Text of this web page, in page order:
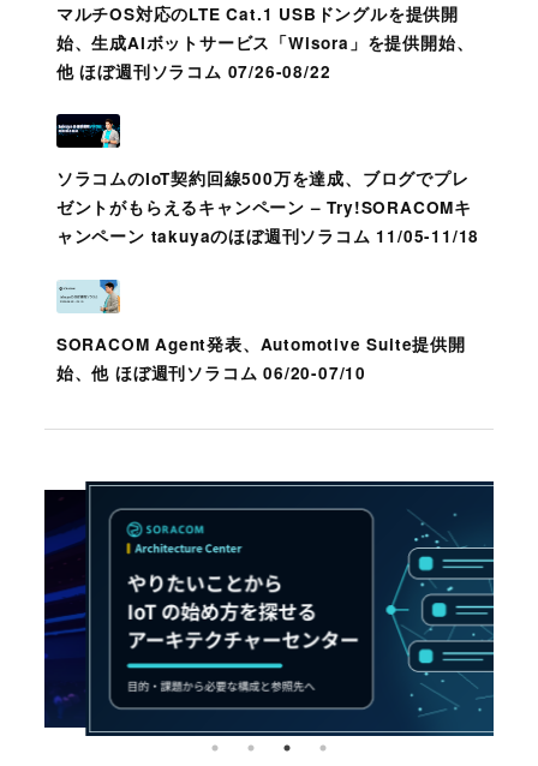
マルチOS対応のLTE Cat.1 USBドングルを提供開
始、生成AIボットサービス「Wisora」を提供開始、
他 ほぼ週刊ソラコム 07/26-08/22
ソラコムのIoT契約回線500万を達成、ブログでプレ
ゼントがもらえるキャンペーン – Try!SORACOMキ
ャンペーン takuyaのほぼ週刊ソラコム 11/05-11/18
SORACOM Agent発表、Automotive Suite提供開
始、他 ほぼ週刊ソラコム 06/20-07/10